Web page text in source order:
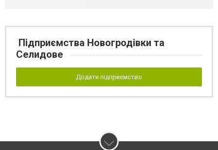
Підприємства Новогродівки та
Селидове
Додати підприємство